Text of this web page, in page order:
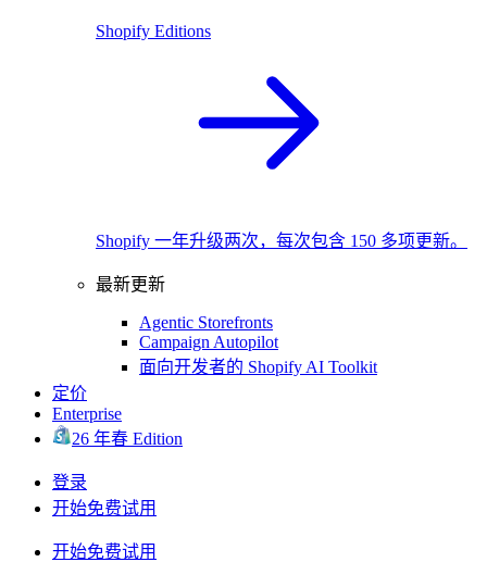
Shopify Editions
Shopify 一年升级两次，每次包含 150 多项更新。
最新更新
Agentic Storefronts
Campaign Autopilot
面向开发者的 Shopify AI Toolkit
定价
Enterprise
26 年春 Edition
登录
开始免费试用
开始免费试用